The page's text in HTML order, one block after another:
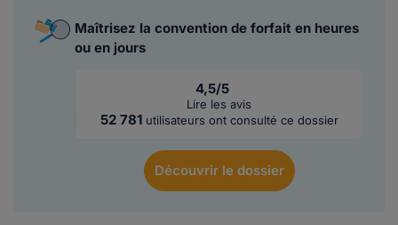
Maîtrisez la convention de forfait en heures
ou en jours
4,5/5
Lire les avis
52 781 utilisateurs ont consulté ce dossier
Découvrirle dossier